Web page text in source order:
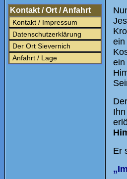
Kontakt / Ort / Anfahrt
Kontakt / Impressum
Datenschutzerklärung
Der Ort Sievernich
Anfahrt / Lage
ein
ein
Er